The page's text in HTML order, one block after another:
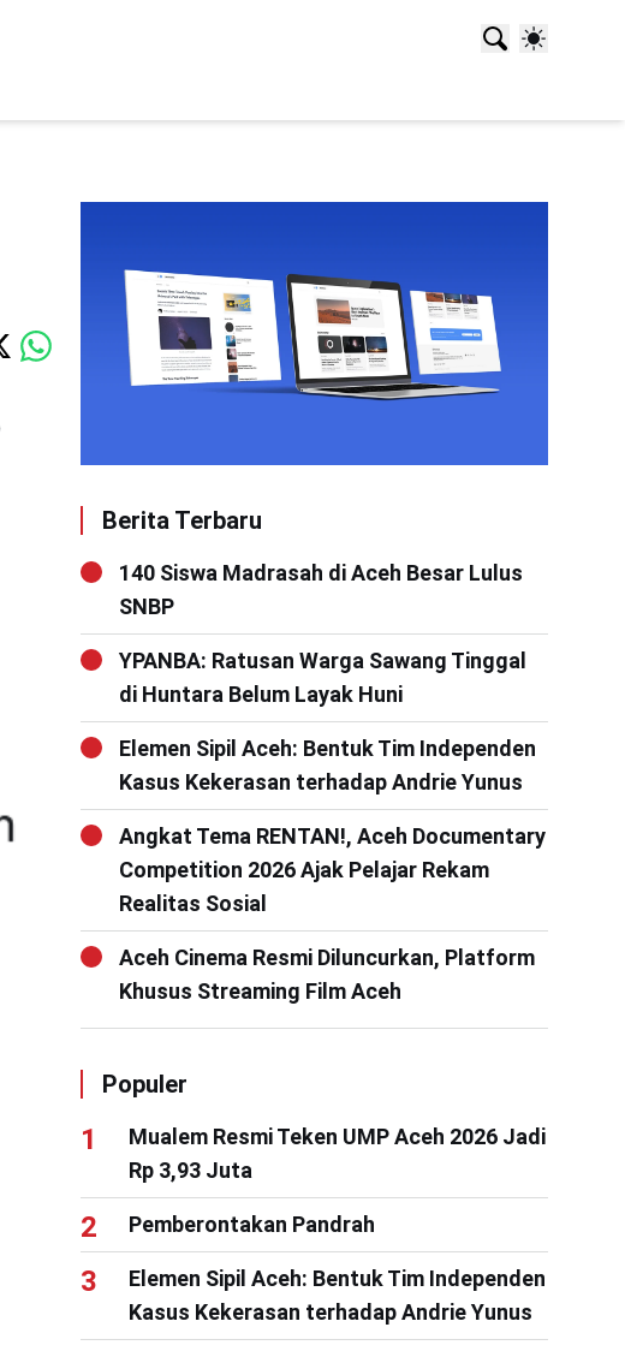
Berita Terbaru
140 Siswa Madrasah di Aceh Besar Lulus
SNBP
YPANBA: Ratusan Warga Sawang Tinggal
di Huntara Belum Layak Huni
Elemen Sipil Aceh: Bentuk Tim Independen
Kasus Kekerasan terhadap Andrie Yunus
Angkat Tema RENTAN!, Aceh Documentary
Competition 2026 Ajak Pelajar Rekam
Realitas Sosial
Aceh Cinema Resmi Diluncurkan, Platform
Khusus Streaming Film Aceh
Populer
Mualem Resmi Teken UMP Aceh 2026 Jadi
Rp 3,93 Juta
Pemberontakan Pandrah
Elemen Sipil Aceh: Bentuk Tim Independen
Kasus Kekerasan terhadap Andrie Yunus